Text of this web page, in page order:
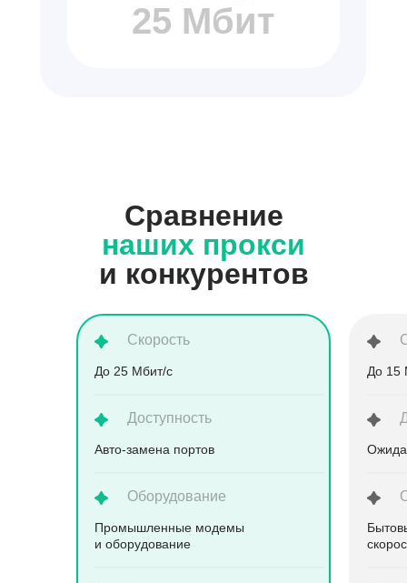
25 Мбит
Скорость
Сравнение
наших прокси
и конкурентов
До 25 Мбит/с
Доступность
До 15
Aвто-замена портов
Оборудование
Промышленные модемы
и оборудование